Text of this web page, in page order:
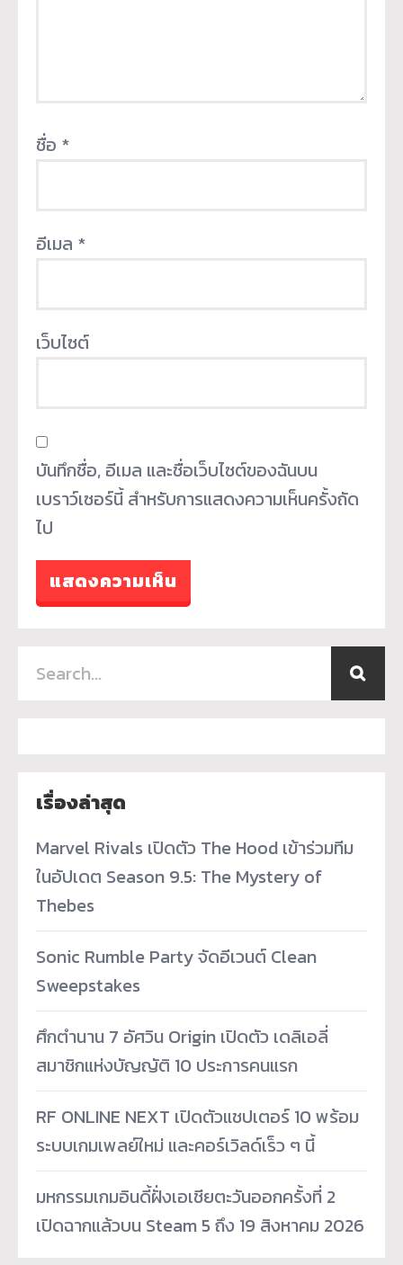
ชื่อ *
อีเมล *
เว็บไซต์
บันทึกชื่อ, อีเมล และชื่อเว็บไซต์ของฉันบน
เบราว์เซอร์นี้ สำหรับการแสดงความเห็นครั้งถัด
ไป
เรื่องล่าสุด
Marvel Rivals เปิดตัว The Hood เข้าร่วมทีม
ในอัปเดต Season 9.5: The Mystery of
Thebes
Sonic Rumble Party จัดอีเวนต์ Clean
Sweepstakes
ศึกตำนาน 7 อัศวิน Origin เปิดตัว เดลิเอลี่
สมาชิกแห่งบัญญัติ 10 ประการคนแรก
RF ONLINE NEXT เปิดตัวแชปเตอร์ 10 พร้อม
ระบบเกมเพลย์ใหม่ และคอร์เวิลด์เร็ว ๆ นี้
มหกรรมเกมอินดี้ฝั่งเอเชียตะวันออกครั้งที่ 2
เปิดฉากแล้วบน Steam 5 ถึง 19 สิงหาคม 2026